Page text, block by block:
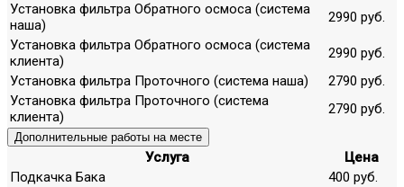
Установка фильтра Обратного осмоса (система
наша)
2990 руб.
Установка фильтра Обратного осмоса (система
клиента)
2990 руб.
Установка фильтра Проточного (система наша)
2790 руб.
Установка фильтра Проточного (система
клиента)
2790 руб.
Дополнительные работы на месте
Услуга
Цена
Подкачка Бака
400 руб.